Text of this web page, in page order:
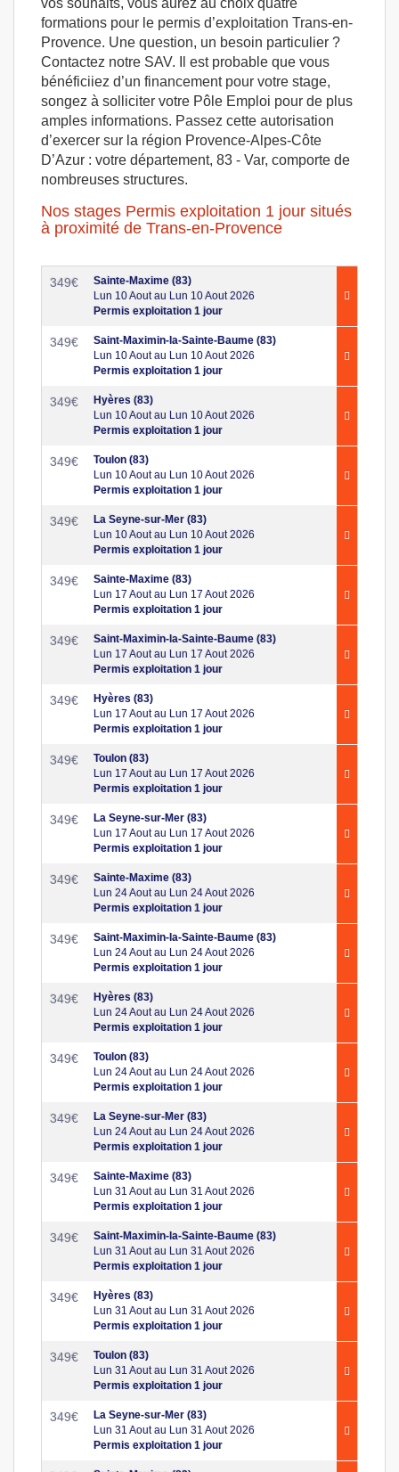
formations pour le permis d’exploitation Trans-en-
Provence. Une question, un besoin particulier ?
Contactez notre SAV. Il est probable que vous
bénéficiiez d’un financement pour votre stage,
songez à solliciter votre Pôle Emploi pour de plus
amples informations. Passez cette autorisation
d’exercer sur la région Provence-Alpes-Côte
D’Azur : votre département, 83 - Var, comporte de
nombreuses structures.
Nos stages Permis exploitation 1 jour situés
à proximité de Trans-en-Provence
349€
Sainte-Maxime (83)
Lun 10 Aout au Lun 10 Aout 2026
Permis exploitation 1 jour
349€
Saint-Maximin-la-Sainte-Baume (83)
Lun 10 Aout au Lun 10 Aout 2026
Permis exploitation 1 jour
349€
Hyères (83)
Lun 10 Aout au Lun 10 Aout 2026
Permis exploitation 1 jour
349€
Toulon (83)
Lun 10 Aout au Lun 10 Aout 2026
Permis exploitation 1 jour
349€
La Seyne-sur-Mer (83)
Lun 10 Aout au Lun 10 Aout 2026
Permis exploitation 1 jour
349€
Sainte-Maxime (83)
Lun 17 Aout au Lun 17 Aout 2026
Permis exploitation 1 jour
349€
Saint-Maximin-la-Sainte-Baume (83)
Lun 17 Aout au Lun 17 Aout 2026
Permis exploitation 1 jour
349€
Hyères (83)
Lun 17 Aout au Lun 17 Aout 2026
Permis exploitation 1 jour
349€
Toulon (83)
Lun 17 Aout au Lun 17 Aout 2026
Permis exploitation 1 jour
349€
La Seyne-sur-Mer (83)
Lun 17 Aout au Lun 17 Aout 2026
Permis exploitation 1 jour
349€
Sainte-Maxime (83)
Lun 24 Aout au Lun 24 Aout 2026
Permis exploitation 1 jour
349€
Saint-Maximin-la-Sainte-Baume (83)
Lun 24 Aout au Lun 24 Aout 2026
Permis exploitation 1 jour
349€
Hyères (83)
Lun 24 Aout au Lun 24 Aout 2026
Permis exploitation 1 jour
349€
Toulon (83)
Lun 24 Aout au Lun 24 Aout 2026
Permis exploitation 1 jour
349€
La Seyne-sur-Mer (83)
Lun 24 Aout au Lun 24 Aout 2026
Permis exploitation 1 jour
349€
Sainte-Maxime (83)
Lun 31 Aout au Lun 31 Aout 2026
Permis exploitation 1 jour
349€
Saint-Maximin-la-Sainte-Baume (83)
Lun 31 Aout au Lun 31 Aout 2026
Permis exploitation 1 jour
349€
Hyères (83)
Lun 31 Aout au Lun 31 Aout 2026
Permis exploitation 1 jour
349€
Toulon (83)
Lun 31 Aout au Lun 31 Aout 2026
Permis exploitation 1 jour
349€
La Seyne-sur-Mer (83)
Lun 31 Aout au Lun 31 Aout 2026
Permis exploitation 1 jour